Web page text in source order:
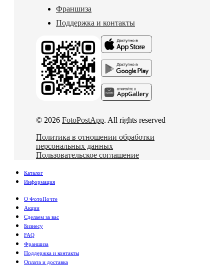
Франшиза
Поддержка и контакты
© 2026 FotoPostApp. All rights reserved
Политика в отношении обработки
персональных данных
Пользовательское соглашение
Каталог
Информация
О ФотоПочте
Акции
Сделаем за вас
Бизнесу
FAQ
Франшиза
Поддержка и контакты
Оплата и доставка